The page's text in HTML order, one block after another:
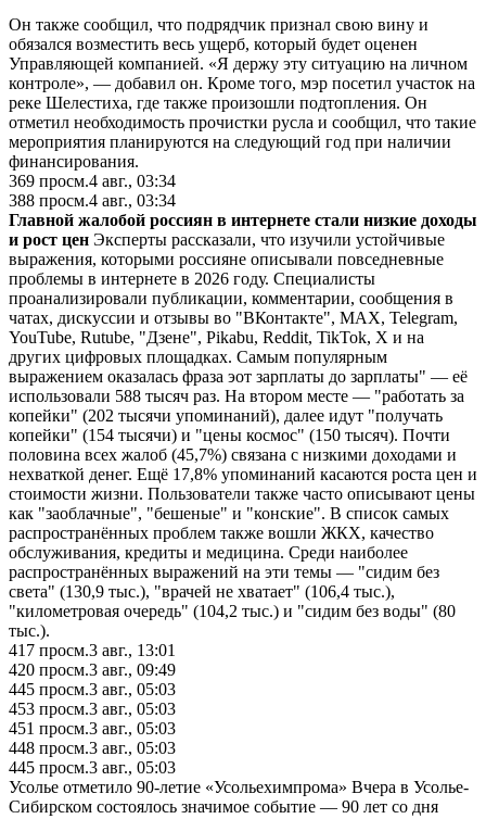
Он также сообщил, что подрядчик признал свою вину и
обязался возместить весь ущерб, который будет оценен
Управляющей компанией. «Я держу эту ситуацию на личном
контроле», — добавил он. Кроме того, мэр посетил участок на
реке Шелестиха, где также произошли подтопления. Он
отметил необходимость прочистки русла и сообщил, что такие
мероприятия планируются на следующий год при наличии
финансирования.
369 просм.4 авг., 03:34
388 просм.4 авг., 03:34
Главной жалобой россиян в интернете стали низкие доходы
и рост цен Эксперты рассказали, что изучили устойчивые
выражения, которыми россияне описывали повседневные
проблемы в интернете в 2026 году. Специалисты
проанализировали публикации, комментарии, сообщения в
чатах, дискуссии и отзывы во "ВКонтакте", MAX, Telegram,
YouTube, Rutube, "Дзене", Pikabu, Reddit, TikTok, X и на
других цифровых площадках. Самым популярным
выражением оказалась фраза эот зарплаты до зарплаты" — её
использовали 588 тысяч раз. На втором месте — "работать за
копейки" (202 тысячи упоминаний), далее идут "получать
копейки" (154 тысячи) и "цены космос" (150 тысяч). Почти
половина всех жалоб (45,7%) связана с низкими доходами и
нехваткой денег. Ещё 17,8% упоминаний касаются роста цен и
стоимости жизни. Пользователи также часто описывают цены
как "заоблачные", "бешеные" и "конские". В список самых
распространённых проблем также вошли ЖКХ, качество
обслуживания, кредиты и медицина. Среди наиболее
распространённых выражений на эти темы — "сидим без
света" (130,9 тыс.), "врачей не хватает" (106,4 тыс.),
"километровая очередь" (104,2 тыс.) и "сидим без воды" (80
тыс.).
417 просм.3 авг., 13:01
420 просм.3 авг., 09:49
445 просм.3 авг., 05:03
453 просм.3 авг., 05:03
451 просм.3 авг., 05:03
448 просм.3 авг., 05:03
445 просм.3 авг., 05:03
Усолье отметило 90-летие «Усольехимпрома» Вчера в Усолье-
Сибирском состоялось значимое событие — 90 лет со дня